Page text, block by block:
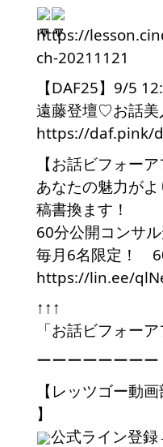
https://
ch-20211121
【DAF25】9/5
遠藤登壇♡お話美
https://daf.pink/
【お話ビフォーア
あなたの魅力が
稿書換ます！
60分公開コンサ
毎月6名限定！
https://lin.ee/
↑↑↑
「お話ビフォー
ーーーーーーーー
【レッツゴー動
】
公式ライン登